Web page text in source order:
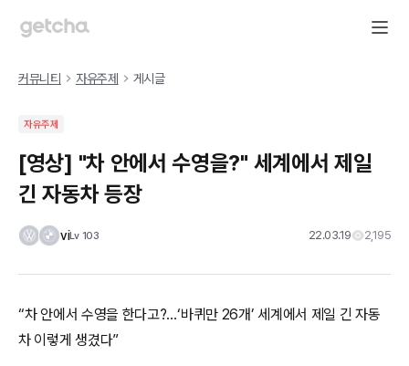
커뮤니티 자유주제 게시글
자유주제
[영상] "차 안에서 수영을?" 세계에서 제일
긴 자동차 등장
viLv 103 22.03.19 2,195
“차 안에서 수영을 한다고?…‘바퀴만 26개’ 세계에서 제일 긴 자동
차 이렇게 생겼다”